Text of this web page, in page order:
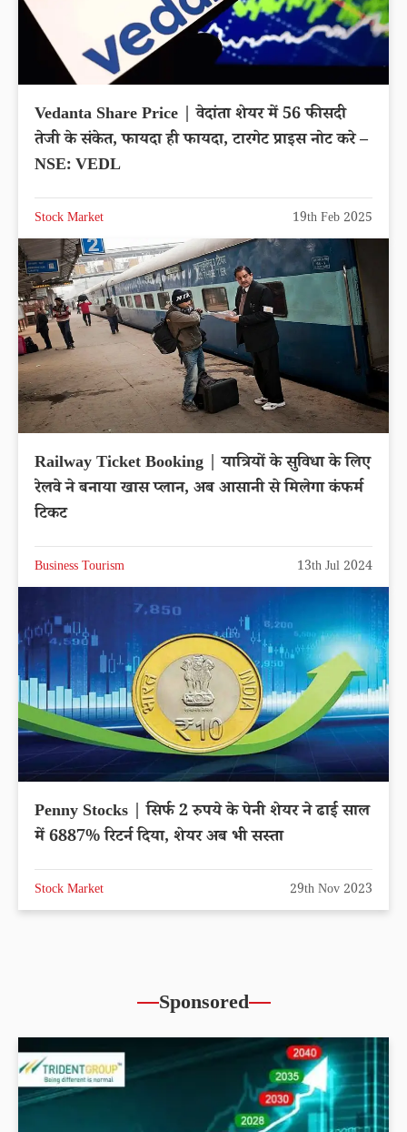
Vedanta Share Price | वेदांता शेयर में 56 फीसदी
तेजी के संकेत, फायदा ही फायदा, टारगेट प्राइस नोट करे –
NSE: VEDL
Stock Market 19th Feb 2025
Railway Ticket Booking | यात्रियों के सुविधा के लिए
रेलवे ने बनाया खास प्लान, अब आसानी से मिलेगा कंफर्म
टिकट
Business Tourism 13th Jul 2024
Penny Stocks | सिर्फ 2 रुपये के पेनी शेयर ने ढाई साल
में 6887% रिटर्न दिया, शेयर अब भी सस्ता
Stock Market 29th Nov 2023
Sponsored